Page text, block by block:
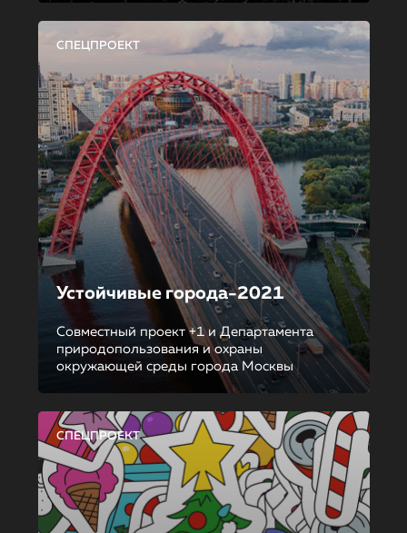
СПЕЦПРОЕКТ
Устойчивые города-2021
Совместный проект +1 и Департамента
природопользования и охраны
окружающей среды города Москвы
СПЕЦПРОЕКТ